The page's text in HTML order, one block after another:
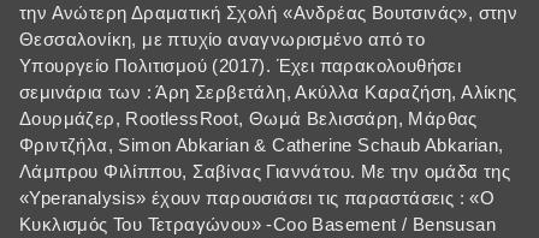
την Ανώτερη Δραματική Σχολή «Ανδρέας Βουτσινάς», στην
Θεσσαλονίκη, με πτυχίο αναγνωρισμένο από το
Υπουργείο Πολιτισμού (2017). Έχει παρακολουθήσει
σεμινάρια των : Άρη Σερβετάλη, Ακύλλα Καραζήση, Αλίκης
Δουρμάζερ, RootlessRoot, Θωμά Βελισσάρη, Μάρθας
Φριντζήλα, Simon Abkarian & Catherine Schaub Abkarian,
Λάμπρου Φιλίππου, Σαβίνας Γιαννάτου. Με την ομάδα της
«Yperanalysis» έχουν παρουσιάσει τις παραστάσεις : «Ο
Κυκλισμός Του Τετραγώνου» -Coo Basement / Bensusan